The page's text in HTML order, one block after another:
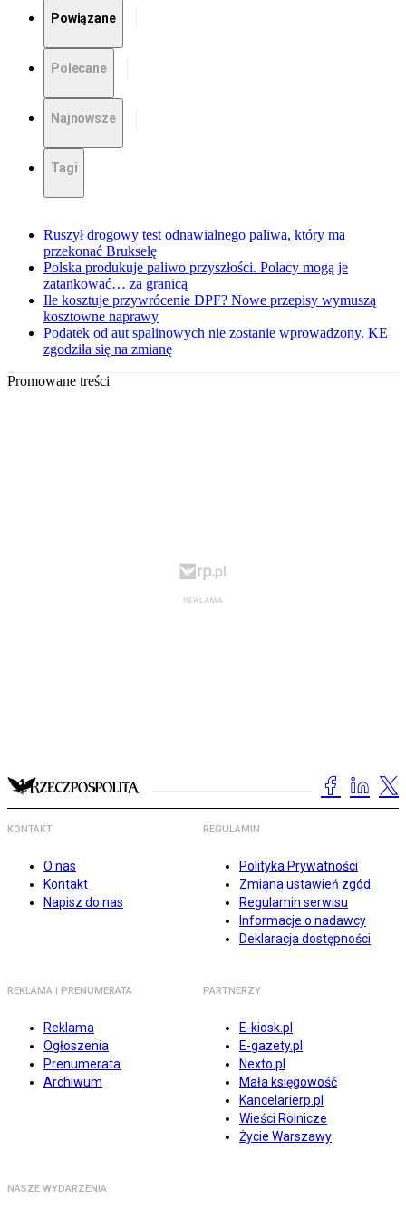
Powiązane
Polecane
Najnowsze
Tagi
Ruszył drogowy test odnawialnego paliwa, który ma
przekonać Brukselę
Polska produkuje paliwo przyszłości. Polacy mogą je
zatankować… za granicą
Ile kosztuje przywrócenie DPF? Nowe przepisy wymuszą
kosztowne naprawy
Podatek od aut spalinowych nie zostanie wprowadzony. KE
zgodziła się na zmianę
Promowane treści
KONTAKT
O nas
Kontakt
Napisz do nas
REGULAMIN
Polityka Prywatności
Zmiana ustawień zgód
Regulamin serwisu
Informacje o nadawcy
Deklaracja dostępności
REKLAMA I PRENUMERATA
Reklama
Ogłoszenia
Prenumerata
Archiwum
PARTNERZY
E-kiosk.pl
E-gazety.pl
Nexto.pl
Mała księgowość
Kancelarierp.pl
Wieści Rolnicze
Życie Warszawy
NASZE WYDARZENIA